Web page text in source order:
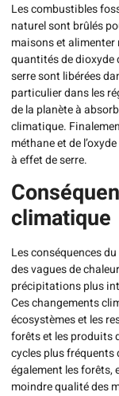
Les combustibles
naturel sont brûlés
maisons et alimenter
quantités de dioxyde
serre sont libérées
particulier dans les
de la planète à
climatique.
méthane et de
à effet de serre.
climatique
Les conséquences
des vagues de
précipitations plus
Ces changements
écosystèmes et les
forêts et les produits
cycles plus fréquents
également les
moindre qualité des